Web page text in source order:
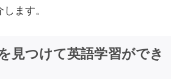
ます。
つけて英語学習ができ